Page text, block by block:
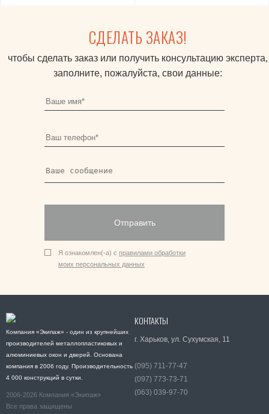
СДЕЛАТЬ ЗАКАЗ!
чтобы сделать заказ или получить консультацию эксперта,
заполните, пожалуйста, свои данные:
Отправить
Я ознакомлен(-а) с правилами обработки
моих персональных данных
Компания «Экипаж» - один из крупнейших
производителей металлопластиковых и
алюминиевых окон и дверей. Основана
компания в 2006 году. Производительность
4 000 конструкций в сутки.
2006-2026 Компания «Экипаж»
Все права защищены
КОНТАКТЫ
г. Харьков, ул. Сухумская, 11
(095) 711-77-47
(097) 773-73-71
(063) 039-97-70